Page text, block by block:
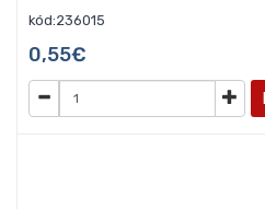
kód:236015
0,55€